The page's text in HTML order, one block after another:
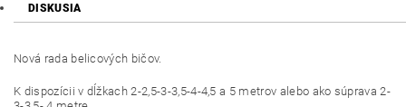
DISKUSIA
Nová rada belicových bičov.
K dispozícii v dĺžkach 2-2,5-3-3,5-4-4,5 a 5 metrov alebo ako súprava 2-